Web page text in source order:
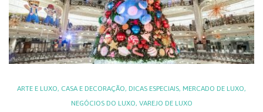
ARTE E LUXO, CASA E DECORAÇÃO, DICAS ESPECIAIS, MERCADO DE LUXO,
NEGÓCIOS DO LUXO, VAREJO DE LUXO